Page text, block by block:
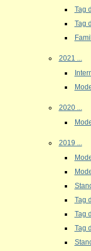
Tag
Tag
2021 ...
2020 ...
2019 ...
Tag
Tag
Tag